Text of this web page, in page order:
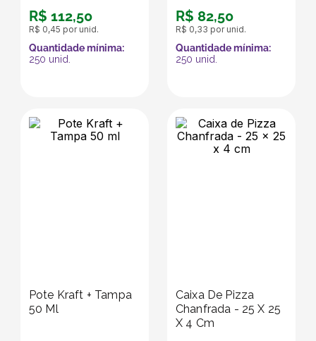
R$ 112,50
R$ 0,45 por unid.
Quantidade mínima:
250 unid.
R$ 82,50
R$ 0,33 por unid.
Quantidade mínima:
250 unid.
Pote Kraft + Tampa
50 Ml
Caixa De Pizza
Chanfrada - 25 X 25
X 4 Cm